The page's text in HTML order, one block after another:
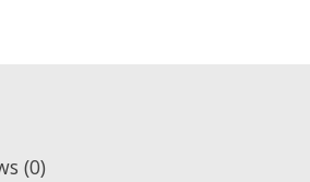
(0)